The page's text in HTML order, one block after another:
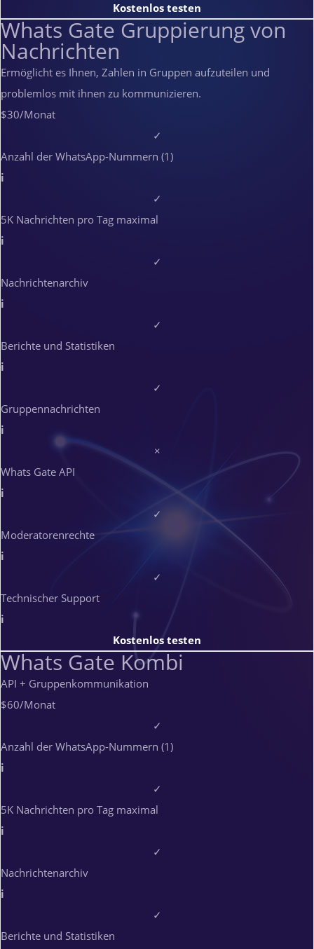
Kostenlos testen
Whats Gate Gruppierung von
Nachrichten
Ermöglicht es Ihnen, Zahlen in Gruppen aufzuteilen und
problemlos mit ihnen zu kommunizieren.
$30/Monat
✓
Anzahl der WhatsApp-Nummern (1)
i
✓
5K Nachrichten pro Tag maximal
i
✓
Nachrichtenarchiv
i
✓
Berichte und Statistiken
i
✓
Gruppennachrichten
i
×
Whats Gate API
i
✓
Moderatorenrechte
i
✓
Technischer Support
i
Kostenlos testen
Whats Gate Kombi
API + Gruppenkommunikation
$60/Monat
✓
Anzahl der WhatsApp-Nummern (1)
i
✓
5K Nachrichten pro Tag maximal
i
✓
Nachrichtenarchiv
i
✓
Berichte und Statistiken